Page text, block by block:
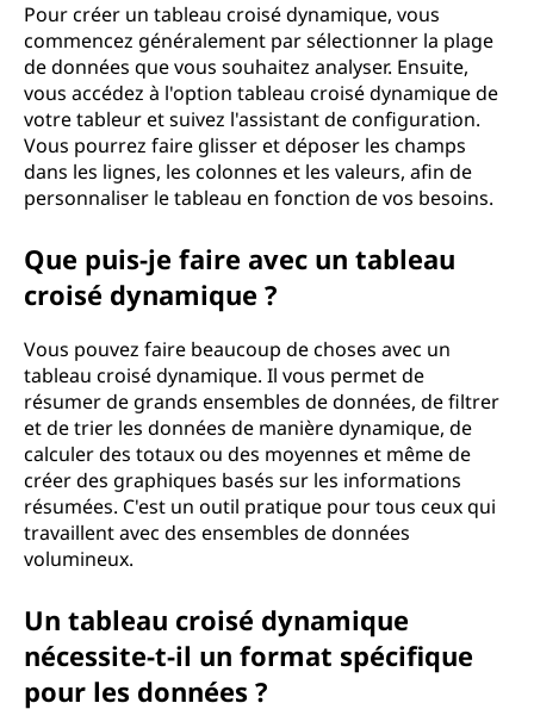
u
n
m
Pour créer un tableau croisé dynamique, vous
commencez généralement par sélectionner la plage
de données que vous souhaitez analyser. Ensuite,
vous accédez à l'option tableau croisé dynamique de
votre tableur et suivez l'assistant de configuration.
Vous pourrez faire glisser et déposer les champs
dans les lignes, les colonnes et les valeurs, afin de
personnaliser le tableau en fonction de vos besoins.
Que puis-je faire avec un tableau
croisé dynamique ?
Vous pouvez faire beaucoup de choses avec un
tableau croisé dynamique. Il vous permet de
résumer de grands ensembles de données, de filtrer
et de trier les données de manière dynamique, de
calculer des totaux ou des moyennes et même de
créer des graphiques basés sur les informations
résumées. C'est un outil pratique pour tous ceux qui
travaillent avec des ensembles de données
volumineux.
Un tableau croisé dynamique
nécessite-t-il un format spécifique
pour les données ?